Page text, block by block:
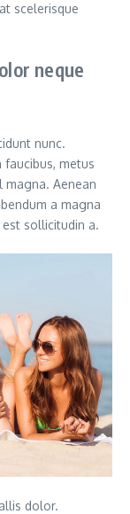
scelerisque
neque
nunc.
metus
magna. Aenean
a magna
sollicitudin a.
dolor.